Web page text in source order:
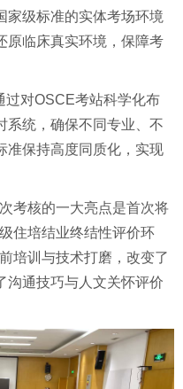
家级标准的实体考场环境
原临床真实环境，保障考
对OSCE考站科学化布
系统，确保不同专业、不
准保持高度同质化，实现
考核的一大亮点是首次将
住培结业终结性评价环
培训与技术打磨，改变了
沟通技巧与人文关怀评价